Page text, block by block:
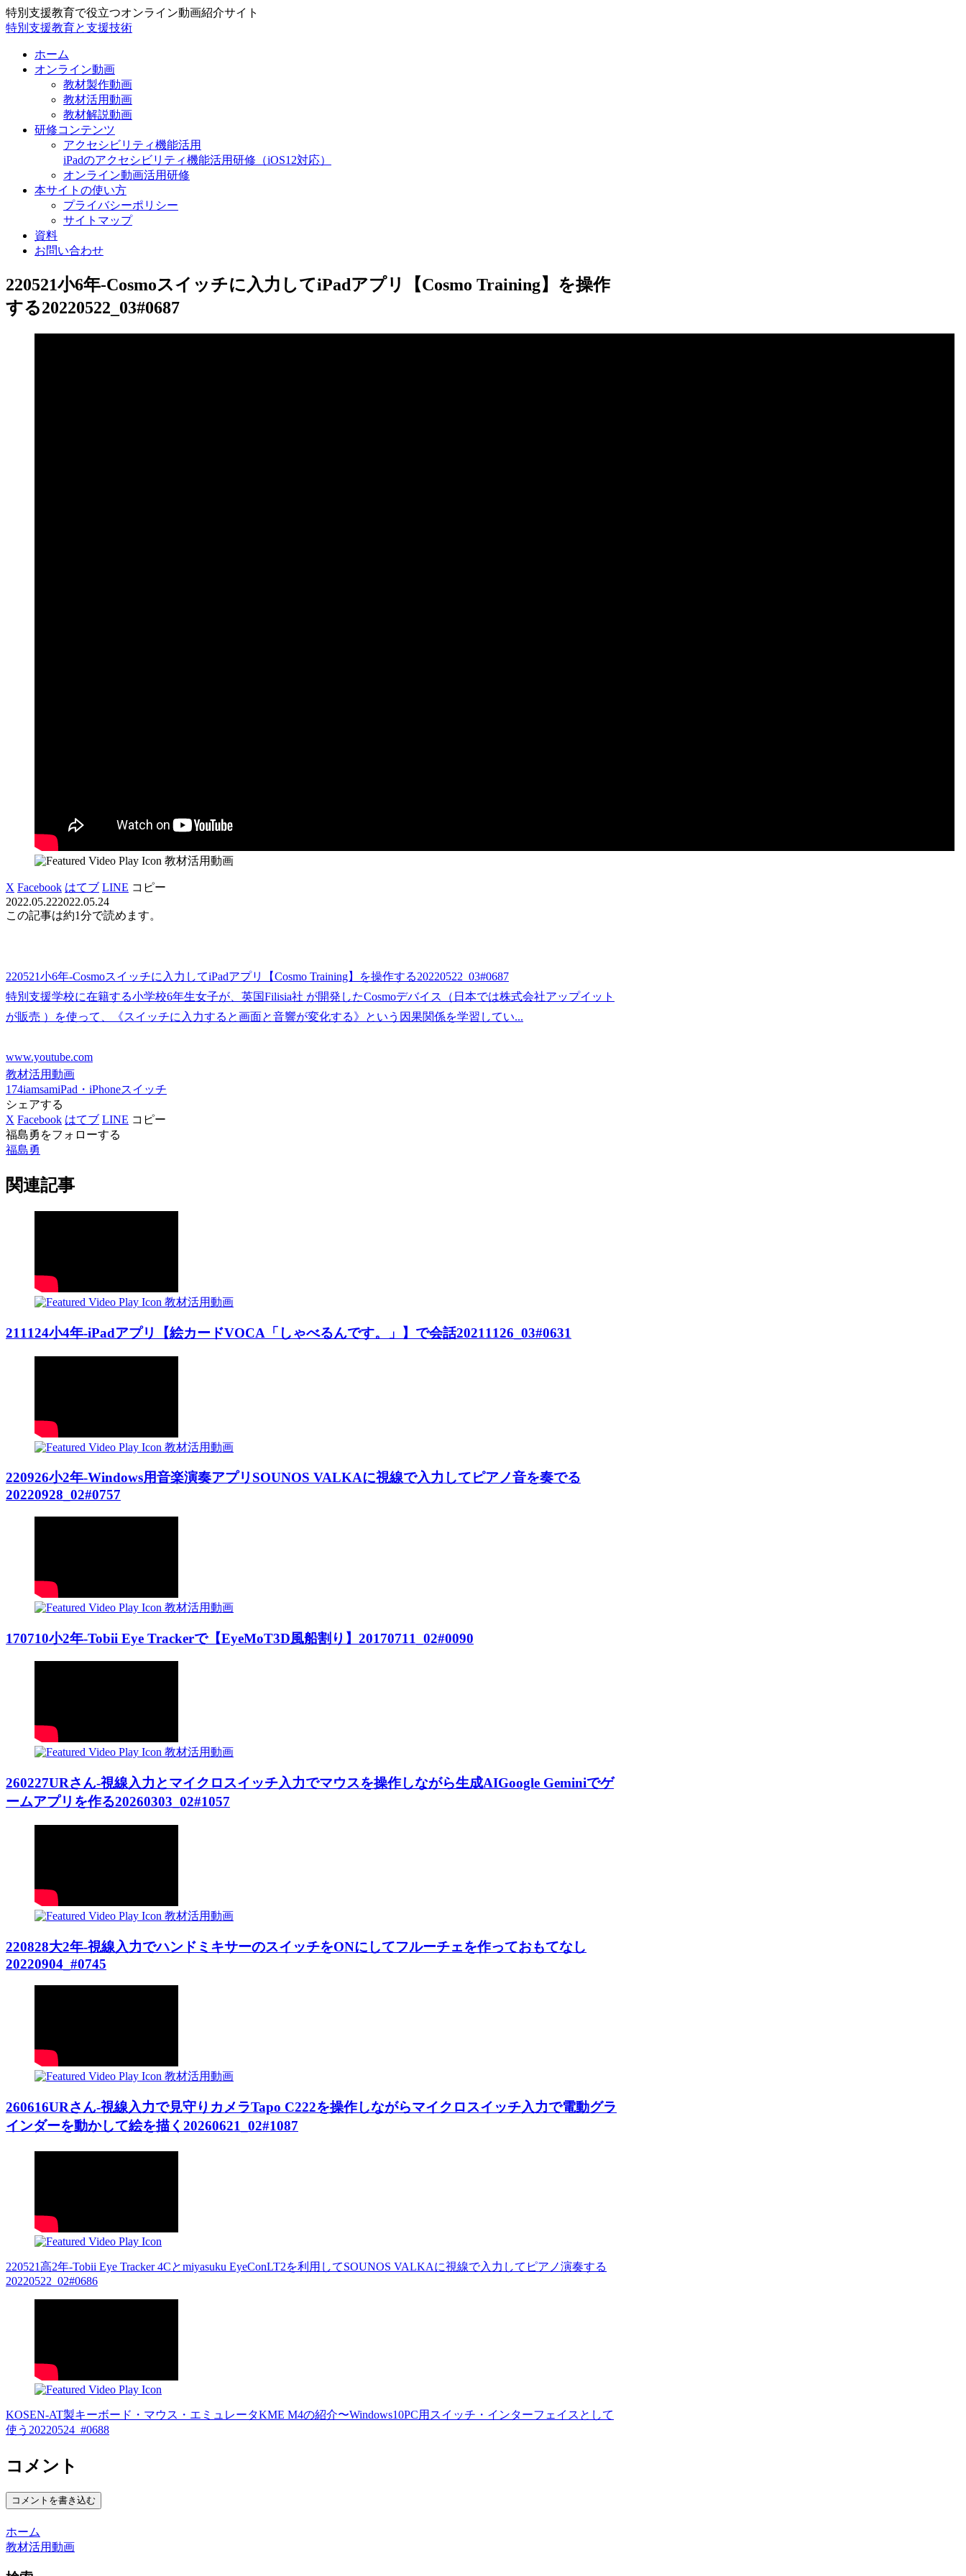
特別支援教育で役立つオンライン動画紹介サイト
特別支援教育と支援技術
ホーム
オンライン動画
教材製作動画
教材活用動画
教材解説動画
研修コンテンツ
アクセシビリティ機能活用
iPadのアクセシビリティ機能活用研修（iOS12対応）
オンライン動画活用研修
本サイトの使い方
プライバシーポリシー
サイトマップ
資料
お問い合わせ
220521小6年-Cosmoスイッチに入力してiPadアプリ【Cosmo Training】を操作
する20220522_03#0687
教材活用動画
X Facebook はてブ LINE コピー
2022.05.222022.05.24
この記事は約1分で読めます。
220521小6年-Cosmoスイッチに入力してiPadアプリ【Cosmo Training】を操作する20220522_03#0687
特別支援学校に在籍する小学校6年生女子が、英国Filisia社 が開発したCosmoデバイス（日本では株式会社アップイット
が販売 ）を使って、《スイッチに入力すると画面と音響が変化する》という因果関係を学習してい...
www.youtube.com
教材活用動画
174iamsamiPad・iPhoneスイッチ
シェアする
X Facebook はてブ LINE コピー
福島勇をフォローする
福島勇
関連記事
教材活用動画
211124小4年-iPadアプリ【絵カードVOCA「しゃべるんです。」】で会話20211126_03#0631
教材活用動画
220926小2年-Windows用音楽演奏アプリSOUNOS VALKAに視線で入力してピアノ音を奏でる
20220928_02#0757
教材活用動画
170710小2年-Tobii Eye Trackerで【EyeMoT3D風船割り】20170711_02#0090
教材活用動画
260227URさん-視線入力とマイクロスイッチ入力でマウスを操作しながら生成AIGoogle Geminiでゲ
ームアプリを作る20260303_02#1057
教材活用動画
220828大2年-視線入力でハンドミキサーのスイッチをONにしてフルーチェを作っておもてなし
20220904_#0745
教材活用動画
260616URさん-視線入力で見守りカメラTapo C222を操作しながらマイクロスイッチ入力で電動グラ
インダーを動かして絵を描く20260621_02#1087
220521高2年-Tobii Eye Tracker 4Cとmiyasuku EyeConLT2を利用してSOUNOS VALKAに視線で入力してピアノ演奏する
20220522_02#0686
KOSEN-AT製キーボード・マウス・エミュレータKME M4の紹介〜Windows10PC用スイッチ・インターフェイスとして
使う20220524_#0688
コメント
コメントを書き込む
ホーム
教材活用動画